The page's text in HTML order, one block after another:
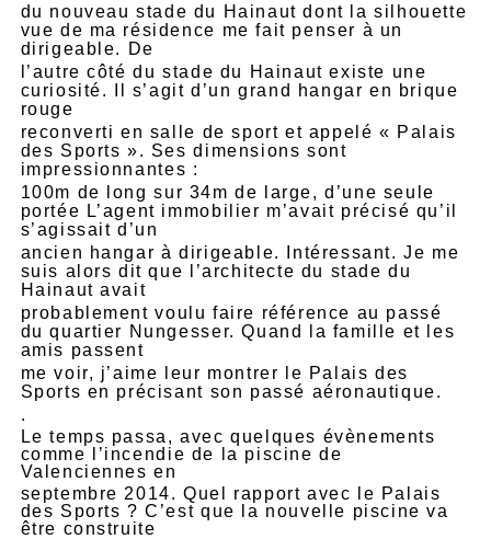
du nouveau stade du Hainaut dont la silhouette
vue de ma résidence me fait penser à un
dirigeable. De
l’autre côté du stade du Hainaut existe une
curiosité. Il s’agit d’un grand hangar en brique
rouge
reconverti en salle de sport et appelé « Palais
des Sports ». Ses dimensions sont
impressionnantes :
100m de long sur 34m de large, d’une seule
portée L’agent immobilier m’avait précisé qu’il
s’agissait d’un
ancien hangar à dirigeable. Intéressant. Je me
suis alors dit que l’architecte du stade du
Hainaut avait
probablement voulu faire référence au passé
du quartier Nungesser. Quand la famille et les
amis passent
me voir, j’aime leur montrer le Palais des
Sports en précisant son passé aéronautique.
.
Le temps passa, avec quelques évènements
comme l’incendie de la piscine de
Valenciennes en
septembre 2014. Quel rapport avec le Palais
des Sports ? C’est que la nouvelle piscine va
être construite